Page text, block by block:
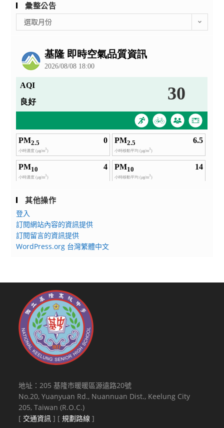
彙整公告
整
選取月份
其他操作
登入
訂閱網站內容的資訊提供
訂閱留言的資訊提供
WordPress.org 台灣繁體中文
地址：205 基隆市暖暖區源遠路20號
No.20, Yuanyuan Rd., Nuannuan Dist., Keelung City
205, Taiwan (R.O.C.)
[ 交通資訊 ] [規劃路線 ]